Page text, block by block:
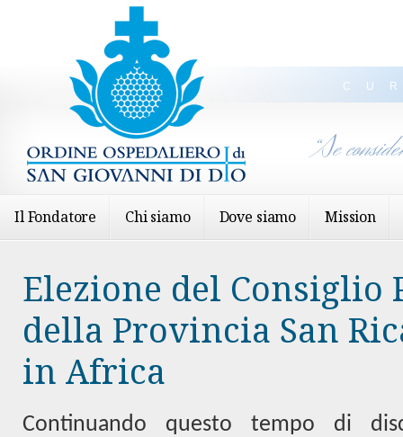
Il Fondatore Chi siamo Dove siamo Mission
“Se
Elezione del Consiglio
della Provincia San
in Africa
Continuando questo tempo di